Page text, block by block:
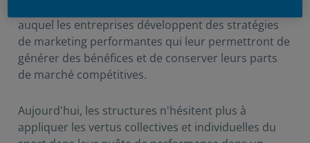
auquel les entreprises développent des stratégies
de marketing performantes qui leur permettront de
générer des bénéfices et de conserver leurs parts
de marché compétitives.
Aujourd'hui, les structures n'hésitent plus à
appliquer les vertus collectives et individuelles du